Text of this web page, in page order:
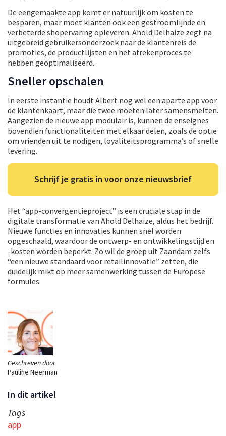
Geschreven door
Pauline Neerman
In dit artikel
Tags
app
De eengemaakte app komt er natuurlijk om kosten te
besparen, maar moet klanten ook een gestroomlijnde en
verbeterde shopervaring opleveren. Ahold Delhaize zegt na
uitgebreid gebruikersonderzoek naar de klantenreis de
promoties, de productlijsten en het afrekenproces te
hebben geoptimaliseerd.
Sneller opschalen
In eerste instantie houdt Albert nog wel een aparte app voor
de klantenkaart, maar die twee moeten later samensmelten.
Aangezien de nieuwe app modulair is, kunnen de enseignes
bovendien functionaliteiten met elkaar delen, zoals de optie
om vrienden uit te nodigen, loyaliteitsprogramma’s of snelle
levering.
Schrijf je gratis in voor onze nieuwsbrief
Het “app-convergentieproject” is een cruciale stap in de
digitale transformatie van Ahold Delhaize, aldus het bedrijf.
Nieuwe functies en innovaties kunnen snel worden
opgeschaald, waardoor de ontwerp- en ontwikkelingstijd en
-kosten worden beperkt. Zo wil de groep uit Zaandam zelfs
“een nieuwe standaard voor retailinnovatie” zetten, die
duidelijk mikt op meer samenwerking tussen de Europese
formules.